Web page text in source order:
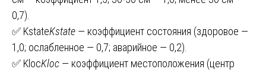
0,7).
✅ KstateKstate ​ — коэффициент состояния (здоровое —
1,0; ослабленное — 0,7; аварийное — 0,2).
✅ KlocKloc ​ — коэффициент местоположения (центр